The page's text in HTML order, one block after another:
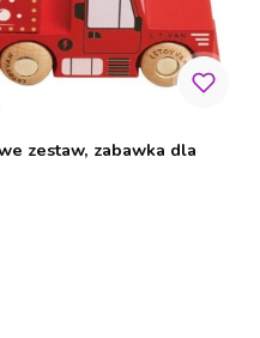
zestaw, zabawka dla